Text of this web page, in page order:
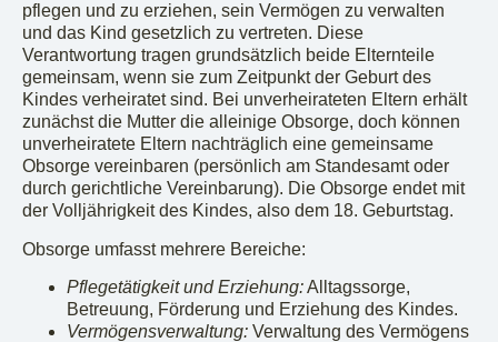
pflegen und zu erziehen, sein Vermögen zu verwalten
und das Kind gesetzlich zu vertreten. Diese
Verantwortung tragen grundsätzlich beide Elternteile
gemeinsam, wenn sie zum Zeitpunkt der Geburt des
Kindes verheiratet sind. Bei unverheirateten Eltern erhält
zunächst die Mutter die alleinige Obsorge, doch können
unverheiratete Eltern nachträglich eine gemeinsame
Obsorge vereinbaren (persönlich am Standesamt oder
durch gerichtliche Vereinbarung). Die Obsorge endet mit
der Volljährigkeit des Kindes, also dem 18. Geburtstag.
Obsorge umfasst mehrere Bereiche:
Pflegetätigkeit und Erziehung:Alltagssorge,
Betreuung, Förderung und Erziehung des Kindes.
Vermögensverwaltung: Verwaltung des Vermögens